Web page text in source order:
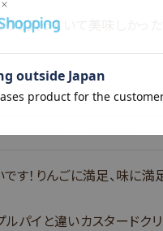
と入っていて美味しかった
す！りんごに満足、味に満
ルパイと違いカスタードク